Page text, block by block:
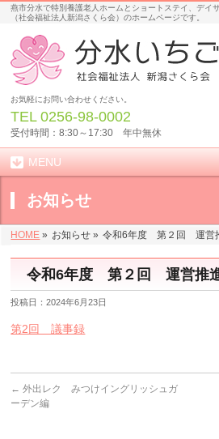
燕市分水で特別養護老人ホームとショートステイ、デイ
（社会福祉法人新潟さくら会）のホームページです。
お気軽にお問い合わせください。
TEL0256-98-0002
受付時間：8:30～17:30 年中無休
MENU
お知らせ
HOME » お知らせ » 令和6年度 第２回 運営
令和6年度 第２回 運営推
投稿日：2024年6月23日
第2回 議事録
← 外出レク みつけイングリッシュガ
ーデン編